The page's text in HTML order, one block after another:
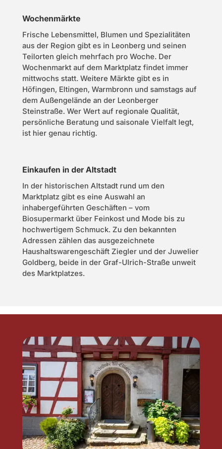
Wochenmärkte
Frische Lebensmittel, Blumen und Spezialitäten
aus der Region gibt es in Leonberg und seinen
Teilorten gleich mehrfach pro Woche. Der
Wochenmarkt auf dem Marktplatz findet immer
mittwochs statt. Weitere Märkte gibt es in
Höfingen, Eltingen, Warmbronn und samstags auf
dem Außengelände an der Leonberger
Steinstraße. Wer Wert auf regionale Qualität,
persönliche Beratung und saisonale Vielfalt legt,
ist hier genau richtig.
Einkaufen in der Altstadt
In der historischen Altstadt rund um den
Marktplatz gibt es eine Auswahl an
inhabergeführten Geschäften – vom
Biosupermarkt über Feinkost und Mode bis zu
hochwertigem Schmuck. Zu den bekannten
Adressen zählen das ausgezeichnete
Haushaltswarengeschäft Ziegler und der Juwelier
Goldberg, beide in der Graf-Ulrich-Straße unweit
des Marktplatzes.